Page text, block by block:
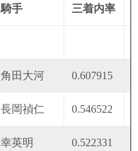
騎手 三着内率
角田大河 0.607915
長岡禎仁 0.546522
幸英明 0.522331